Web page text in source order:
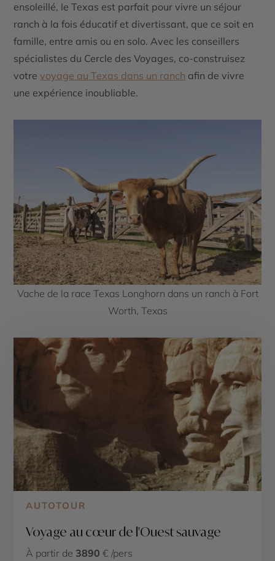
ensoleillé, le Texas est parfait pour vivre un séjour
ranch à la fois éducatif et divertissant, que ce soit en
famille, entre amis ou en solo. Avec les conseillers
spécialistes du Cercle des Voyages, co-construisez
votrevoyage au Texas dans un ranch afin de vivre
une expérience inoubliable.
Vache de la race Texas Longhorn dans un ranch à Fort
Worth, Texas
AUTOTOUR
Voyage au cœur de l'Ouest sauvage
À partir de 3890 € /pers